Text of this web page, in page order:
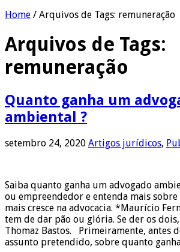
Home / Arquivos de Tags: remuneração
Arquivos de Tags:
remuneração
Quanto ganha um
ambiental ?
setembro 24, 2020 Artigos jurídicos,
Saiba quanto ganha um advogado
ou empreendedor e entenda mais
mais cresce na advocacia. *Maurício
tem de dar pão ou glória. Se der os
Thomaz Bastos. Primeiramente, antes
assunto pretendido, sobre quanto